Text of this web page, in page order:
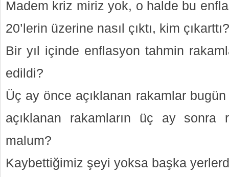
Madem kriz miriz yok, o halde bu
20’lerin üzerine nasıl çıktı, kim çıkarttı?
Bir yıl içinde enflasyon tahmin
edildi?
Üç ay önce açıklanan rakamlar
açıklanan rakamların üç ay sonra
malum?
Kaybettiğimiz şeyi yoksa başka